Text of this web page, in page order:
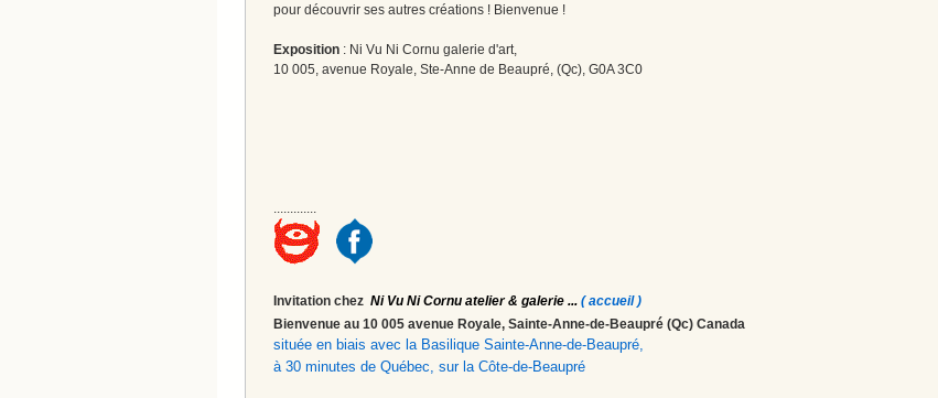
pour découvrir ses autres créations ! Bienvenue !
Exposition : Ni Vu Ni Cornu galerie d'art,
10 005, avenue Royale, Ste-Anne de Beaupré, (Qc), G0A 3C0
.............
Invitation chez Ni Vu Ni Cornu atelier & galerie ... ( accueil )
Bienvenue au 10 005 avenue Royale, Sainte-Anne-de-Beaupré (Qc) Canada
située en biais avec la Basilique Sainte-Anne-de-Beaupré,
à 30 minutes de Québec, sur la Côte-de-Beaupré